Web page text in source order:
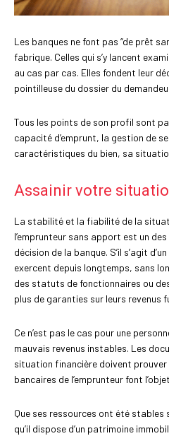
Les banques ne font pas “de prêt
fabrique. Celles qui s’y lancent
au cas par cas. Elles fondent leur
pointilleuse du dossier du
Tous les points de son profil sont
capacité d’emprunt, la gestion de
caractéristiques du bien, sa
Assainir votre
La stabilité et la fiabilité de la
l’emprunteur sans apport est un
décision de la banque. S’il s’agit
exercent depuis longtemps, sans
des statuts de fonctionnaires ou
plus de garanties sur leurs revenus
Ce n’est pas le cas pour une
mauvais revenus instables. Les
situation financière doivent prouver
bancaires de l’emprunteur font
Que ses ressources ont été stables
qu’il dispose d’un patrimoine